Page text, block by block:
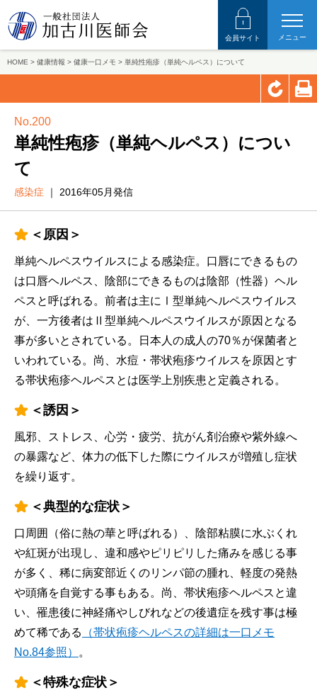
会員サイト メニュー
HOME > 健康情報 > 健康一口メモ > 単純性疱疹（単純ヘルペス）について
No.200
単純性疱疹（単純ヘルペス）につい
て
感染症 ｜ 2016年05月発信
＜原因＞
単純ヘルペスウイルスによる感染症。口唇にできるもの
は口唇ヘルペス、陰部にできるものは陰部（性器）ヘル
ペスと呼ばれる。前者は主にⅠ型単純ヘルペスウイルス
が、一方後者はⅡ型単純ヘルペスウイルスが原因となる
事が多いとされている。日本人の成人の70％が保菌者と
いわれている。尚、水痘・帯状疱疹ウイルスを原因とす
る帯状疱疹ヘルペスとは医学上別疾患と定義される。
＜誘因＞
風邪、ストレス、心労・疲労、抗がん剤治療や紫外線へ
の暴露など、体力の低下した際にウイルスが増殖し症状
を繰り返す。
＜典型的な症状＞
口周囲（俗に熱の華と呼ばれる）、陰部粘膜に水ぶくれ
や紅斑が出現し、違和感やピリピリした痛みを感じる事
が多く、稀に病変部近くのリンパ節の腫れ、軽度の発熱
や頭痛を自覚する事もある。尚、帯状疱疹ヘルペスと違
い、罹患後に神経痛やしびれなどの後遺症を残す事は極
めて稀である
（帯状疱疹ヘルペスの詳細は一口メモ
No.84参照）
。
＜特殊な症状＞